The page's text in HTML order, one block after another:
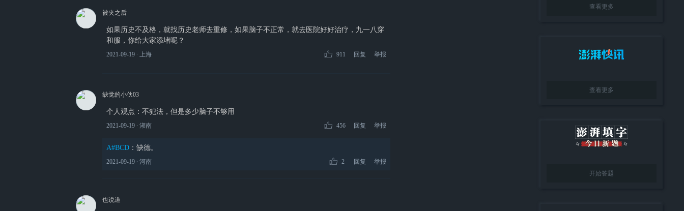
被夹之后
如果历史不及格，就找历史老师去重修，如果脑子不正常，就去医院好好治疗，九一八穿
和服，你给大家添堵呢？
2021-09-19 ∙ 上海 911 回复 举报
缺觉的小伙03
个人观点：不犯法，但是多少脑子不够用
2021-09-19 ∙ 湖南 456 回复 举报
A#BCD ： 缺德。
2021-09-19 ∙ 河南 2 回复 举报
也说道
查看更多
查看更多
开始答题